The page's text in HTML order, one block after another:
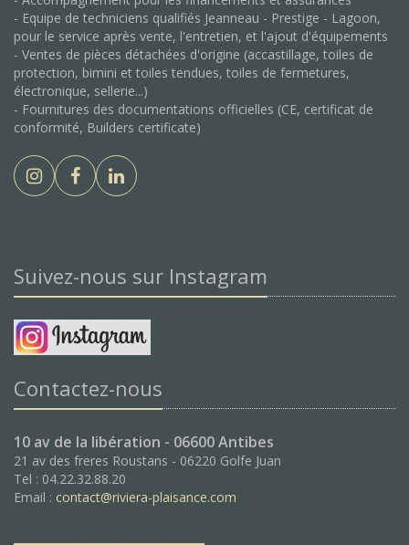
- Equipe de techniciens qualifiés Jeanneau - Prestige - Lagoon,
pour le service après vente, l'entretien, et l'ajout d'équipements
- Ventes de pièces détachées d'origine (accastillage, toiles de
protection, bimini et toiles tendues, toiles de fermetures,
électronique, sellerie...)
- Fournitures des documentations officielles (CE, certificat de
conformité, Builders certificate)
Suivez-nous sur Instagram
Contactez-nous
10 av de la libération - 06600 Antibes
21 av des freres Roustans - 06220 Golfe Juan
Tel : 04.22.32.88.20
Email : contact@riviera-plaisance.com